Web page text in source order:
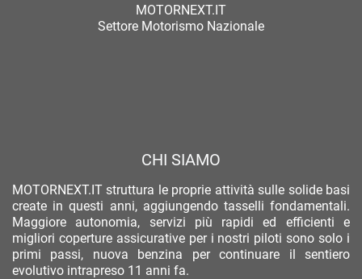
MOTORNEXT.IT
Settore Motorismo Nazionale
CHI SIAMO
MOTORNEXT.IT struttura le proprie attività sulle solide basi
create in questi anni, aggiungendo tasselli fondamentali.
Maggiore autonomia, servizi più rapidi ed efficienti e
migliori coperture assicurative per i nostri piloti sono solo i
primi passi, nuova benzina per continuare il sentiero
evolutivo intrapreso 11 anni fa.